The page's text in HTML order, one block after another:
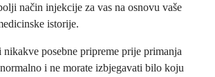
način injekcije za vas na osnovu vaše
istorije.
nikakve posebne pripreme prije primanja
i ne morate izbjegavati bilo koju